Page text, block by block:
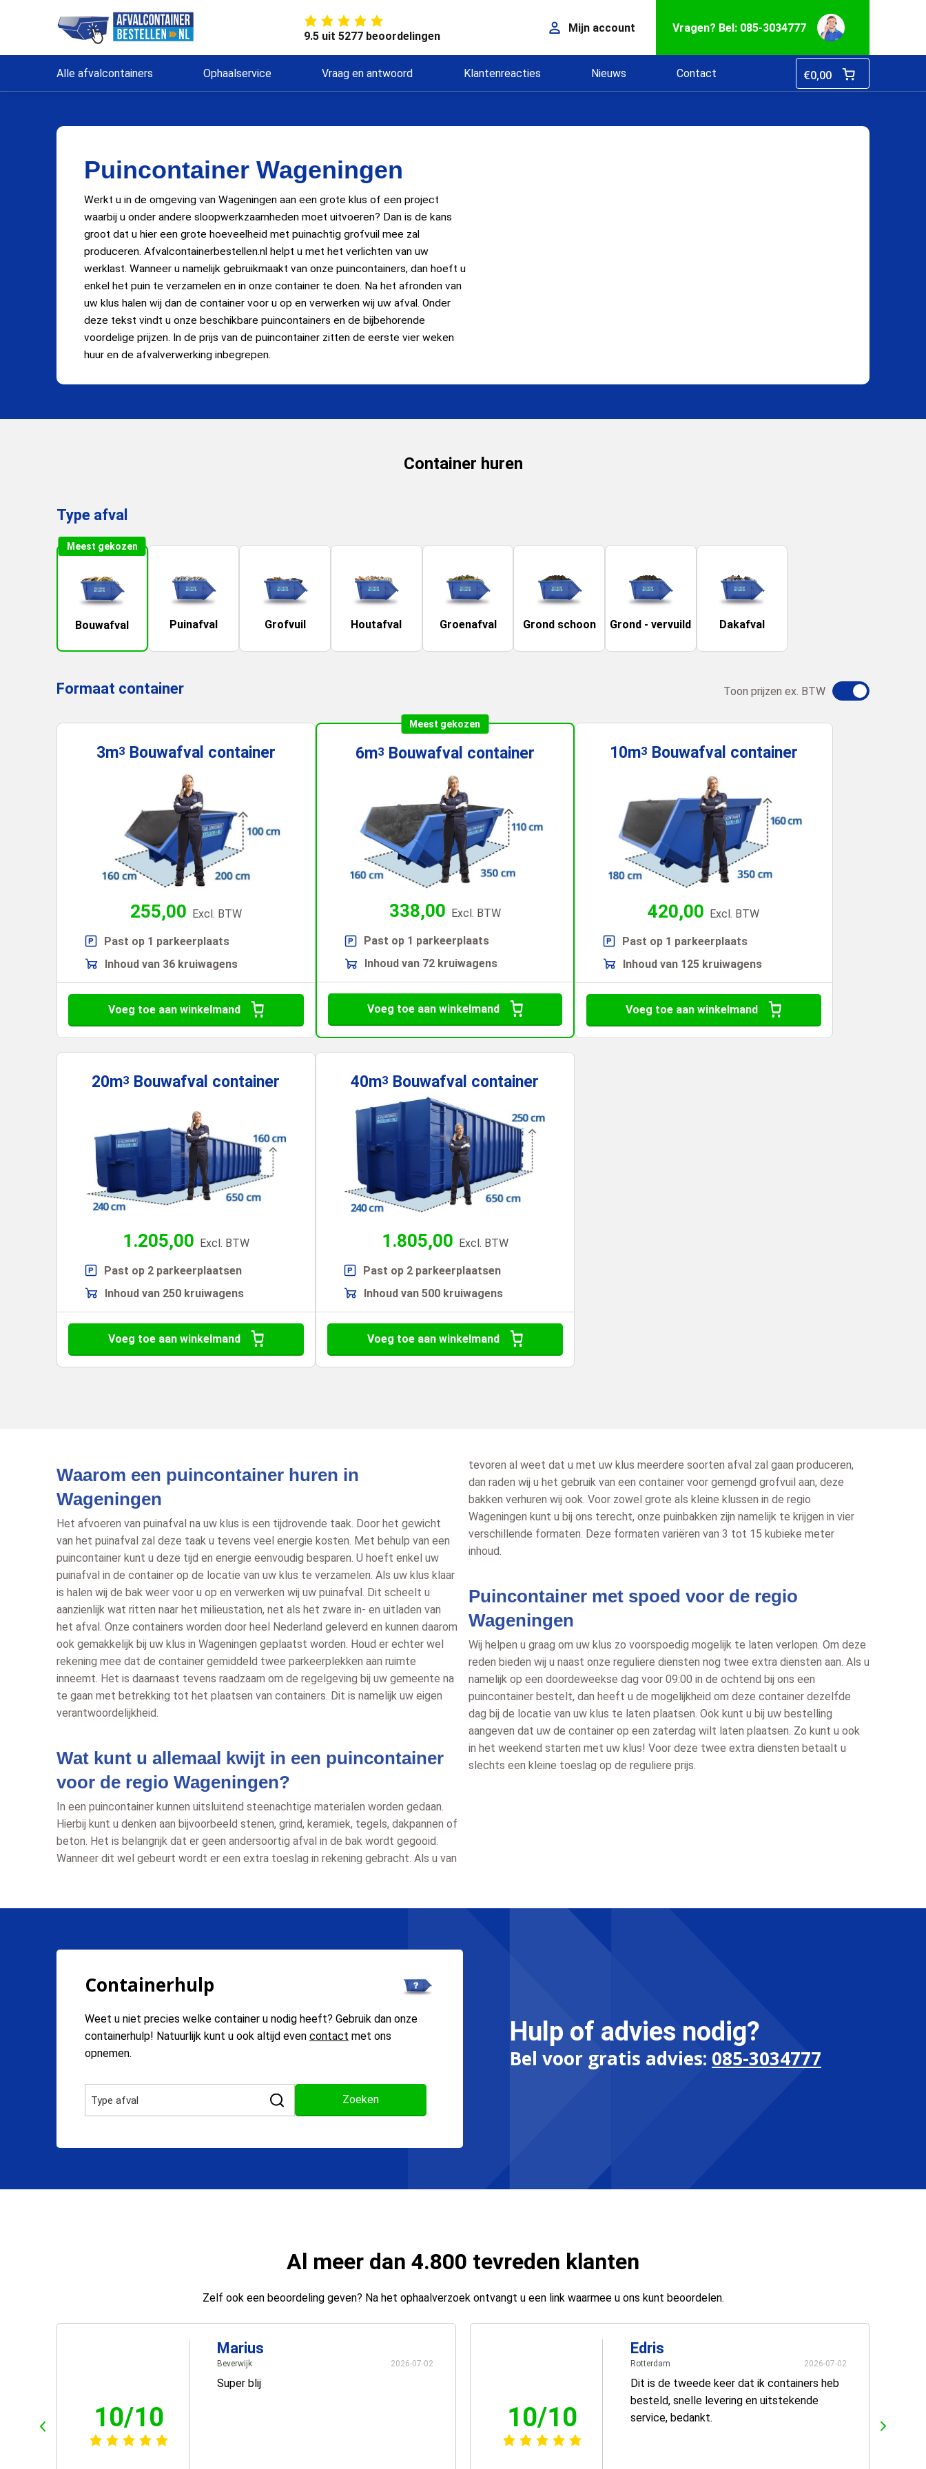
9.5 uit 5277 beoordelingen
Mijn account Vragen? Bel: 085-3034777
Alle afvalcontainers Ophaalservice Vraag en antwoord Klantenreacties Nieuws Contact €0,00
Puincontainer Wageningen
Werkt u in de omgeving van Wageningen aan een grote klus of een project
waarbij u onder andere sloopwerkzaamheden moet uitvoeren? Dan is de kans
groot dat u hier een grote hoeveelheid met puinachtig grofvuil mee zal
produceren. Afvalcontainerbestellen.nl helpt u met het verlichten van uw
werklast. Wanneer u namelijk gebruikmaakt van onze puincontainers, dan hoeft u
enkel het puin te verzamelen en in onze container te doen. Na het afronden van
uw klus halen wij dan de container voor u op en verwerken wij uw afval. Onder
deze tekst vindt u onze beschikbare puincontainers en de bijbehorende
voordelige prijzen. In de prijs van de puincontainer zitten de eerste vier weken
huur en de afvalverwerking inbegrepen.
Container huren
Type afval
Meest gekozen
Bouwafval Puinafval Grofvuil Houtafval Groenafval Grond schoon Grond - vervuild Dakafval
Formaat container Toon prijzen ex. BTW
3m3 Bouwafval container
255,00 Excl. BTW
Past op 1 parkeerplaats
Inhoud van 36 kruiwagens
Voeg toe aan winkelmand
Meest gekozen
6m3 Bouwafval container
338,00 Excl. BTW
Past op 1 parkeerplaats
Inhoud van 72 kruiwagens
Voeg toe aan winkelmand
10m3 Bouwafval container
420,00 Excl. BTW
Past op 1 parkeerplaats
Inhoud van 125 kruiwagens
Voeg toe aan winkelmand
20m3 Bouwafval container
1.205,00 Excl. BTW
Past op 2 parkeerplaatsen
Inhoud van 250 kruiwagens
Voeg toe aan winkelmand
40m3 Bouwafval container
1.805,00 Excl. BTW
Past op 2 parkeerplaatsen
Inhoud van 500 kruiwagens
Voeg toe aan winkelmand
Waarom een puincontainer huren in
Wageningen
Het afvoeren van puinafval na uw klus is een tijdrovende taak. Door het gewicht
van het puinafval zal deze taak u tevens veel energie kosten. Met behulp van een
puincontainer kunt u deze tijd en energie eenvoudig besparen. U hoeft enkel uw
puinafval in de container op de locatie van uw klus te verzamelen. Als uw klus klaar
is halen wij de bak weer voor u op en verwerken wij uw puinafval. Dit scheelt u
aanzienlijk wat ritten naar het milieustation, net als het zware in- en uitladen van
het afval. Onze containers worden door heel Nederland geleverd en kunnen daarom
ook gemakkelijk bij uw klus in Wageningen geplaatst worden. Houd er echter wel
rekening mee dat de container gemiddeld twee parkeerplekken aan ruimte
inneemt. Het is daarnaast tevens raadzaam om de regelgeving bij uw gemeente na
te gaan met betrekking tot het plaatsen van containers. Dit is namelijk uw eigen
verantwoordelijkheid.
Wat kunt u allemaal kwijt in een puincontainer
voor de regio Wageningen?
In een puincontainer kunnen uitsluitend steenachtige materialen worden gedaan.
Hierbij kunt u denken aan bijvoorbeeld stenen, grind, keramiek, tegels, dakpannen of
beton. Het is belangrijk dat er geen andersoortig afval in de bak wordt gegooid.
Wanneer dit wel gebeurt wordt er een extra toeslag in rekening gebracht. Als u van
tevoren al weet dat u met uw klus meerdere soorten afval zal gaan produceren,
dan raden wij u het gebruik van een container voor gemengd grofvuil aan, deze
bakken verhuren wij ook. Voor zowel grote als kleine klussen in de regio
Wageningen kunt u bij ons terecht, onze puinbakken zijn namelijk te krijgen in vier
verschillende formaten. Deze formaten variëren van 3 tot 15 kubieke meter
inhoud.
Puincontainer met spoed voor de regio
Wageningen
Wij helpen u graag om uw klus zo voorspoedig mogelijk te laten verlopen. Om deze
reden bieden wij u naast onze reguliere diensten nog twee extra diensten aan. Als u
namelijk op een doordeweekse dag voor 09:00 in de ochtend bij ons een
puincontainer bestelt, dan heeft u de mogelijkheid om deze container dezelfde
dag bij de locatie van uw klus te laten plaatsen. Ook kunt u bij uw bestelling
aangeven dat uw de container op een zaterdag wilt laten plaatsen. Zo kunt u ook
in het weekend starten met uw klus! Voor deze twee extra diensten betaalt u
slechts een kleine toeslag op de reguliere prijs.
Containerhulp
Weet u niet precies welke container u nodig heeft? Gebruik dan onze
containerhulp! Natuurlijk kunt u ook altijd even contact met ons
opnemen.
Hulp of advies nodig?
Bel voor gratis advies: 085-3034777
Al meer dan 4.800 tevreden klanten
Zelf ook een beoordeling geven? Na het ophaalverzoek ontvangt u een link waarmee u ons kunt beoordelen.
10/10
Marius
Beverwijk 2026-07-02
Super blij
10/10
Edris
Rotterdam 2026-07-02
Dit is de tweede keer dat ik containers heb
besteld, snelle levering en uitstekende
service, bedankt.